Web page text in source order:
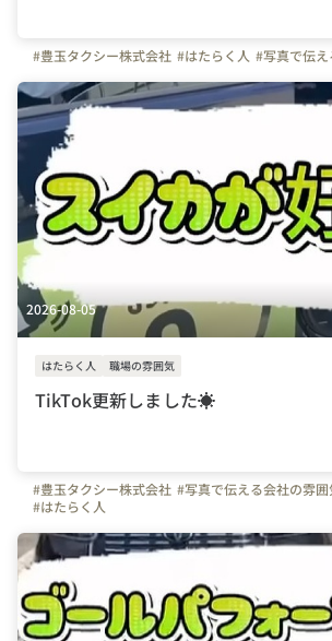
#豊玉タクシー株式会社 #はたらく人 #写真で伝
2026-08-05
はたらく人 職場の雰囲気
TikTok更新しました☀
#豊玉タクシー株式会社 #写真で伝える会社の雰囲
#はたらく人